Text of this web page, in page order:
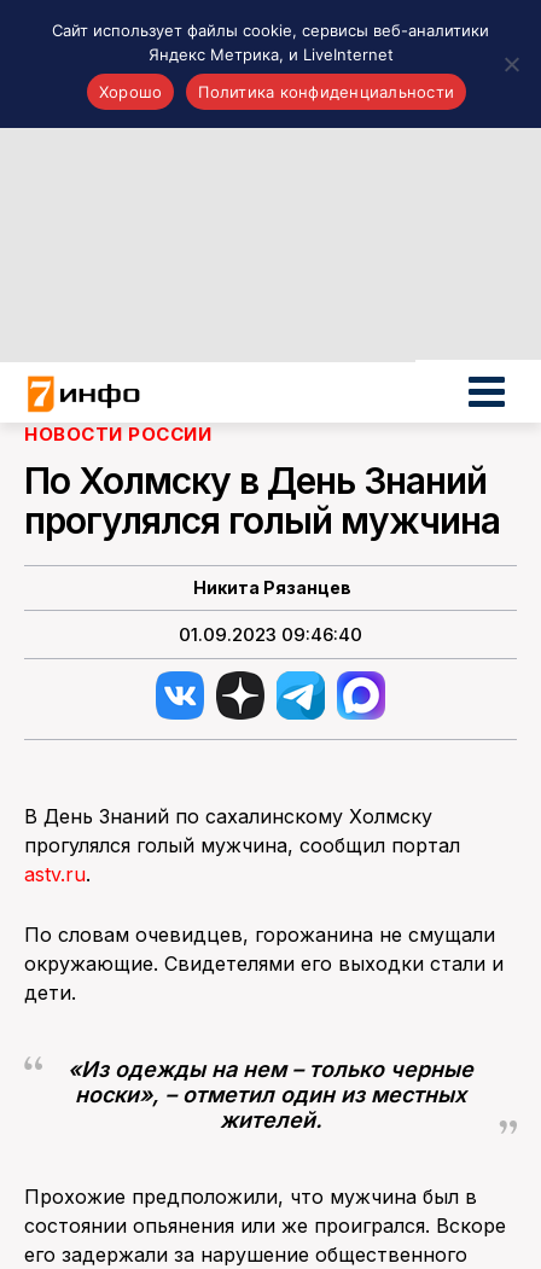
Новости России
Политика
Новости мира
Все материалы 7инфо
О НАС
ПОИСК ПО САЙТУ
НОВОСТИ РОССИИ
По Холмску в День Знаний
прогулялся голый мужчина
Никита Рязанцев
01.09.2023 09:46:40
В День Знаний по сахалинскому Холмску
прогулялся голый мужчина, сообщил портал
astv.ru.
По словам очевидцев, горожанина не смущали
окружающие. Свидетелями его выходки стали и
дети.
«Из одежды на нем – только черные
носки», – отметил один из местных
жителей.
Прохожие предположили, что мужчина был в
состоянии опьянения или же проигрался. Вскоре
его задержали за нарушение общественного
Сайт использует файлы cookie, сервисы веб-аналитики
Яндекс Метрика, и LiveInternet
Хорошо
Политика конфиденциальности